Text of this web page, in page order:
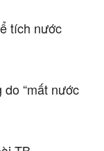
tích nước
“mất nước